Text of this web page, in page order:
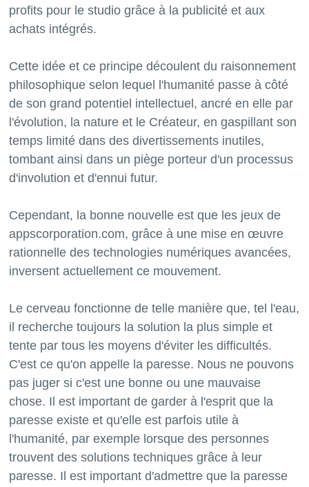
profits pour le studio grâce à la publicité et aux
achats intégrés.
Cette idée et ce principe découlent du raisonnement
philosophique selon lequel l'humanité passe à côté
de son grand potentiel intellectuel, ancré en elle par
l'évolution, la nature et le Créateur, en gaspillant son
temps limité dans des divertissements inutiles,
tombant ainsi dans un piège porteur d'un processus
d'involution et d'ennui futur.
Cependant, la bonne nouvelle est que les jeux de
appscorporation.com, grâce à une mise en œuvre
rationnelle des technologies numériques avancées,
inversent actuellement ce mouvement.
Le cerveau fonctionne de telle manière que, tel l'eau,
il recherche toujours la solution la plus simple et
tente par tous les moyens d'éviter les difficultés.
C'est ce qu'on appelle la paresse. Nous ne pouvons
pas juger si c'est une bonne ou une mauvaise
chose. Il est important de garder à l'esprit que la
paresse existe et qu'elle est parfois utile à
l'humanité, par exemple lorsque des personnes
trouvent des solutions techniques grâce à leur
paresse. Il est important d'admettre que la paresse